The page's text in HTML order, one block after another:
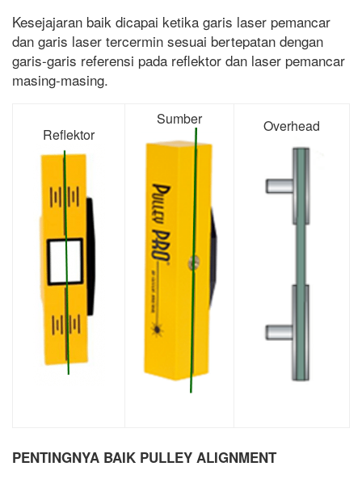
Kesejajaran baik dicapai ketika garis laser pemancar
dan garis laser tercermin sesuai bertepatan dengan
garis-garis referensi pada reflektor dan laser pemancar
masing-masing.
Reflektor
Sumber Overhead
PENTINGNYA BAIK PULLEY ALIGNMENT